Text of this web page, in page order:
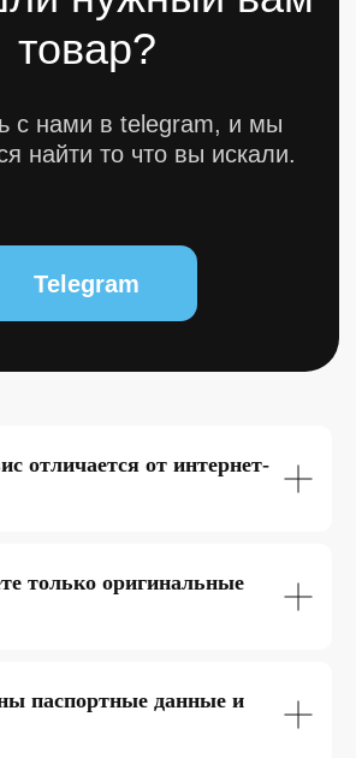
отличается от интернет-
только оригинальные
паспортные данные и